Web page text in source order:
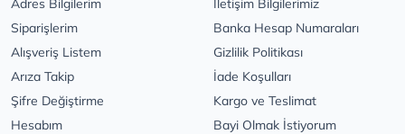
Adres Bilgilerim
Siparişlerim
Alışveriş Listem
Arıza Takip
Şifre Değiştirme
Hesabım
İletişim Bilgilerimiz
Banka Hesap Numaraları
Gizlilik Politikası
İade Koşulları
Kargo ve Teslimat
Bayi Olmak İstiyorum